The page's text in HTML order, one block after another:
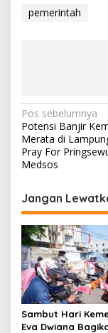
pemerintah
N
a
v
g
a
s
i
p
o
s
Pos sebelumnya
Potensi Banjir
Merata di
Pray For
Medsos
Jangan
Sambut Hari
Eva Dwiana